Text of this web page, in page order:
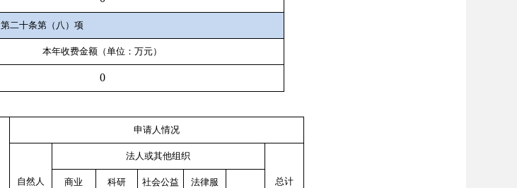
第二十条第（八）项
本年收费金额（单位：万元）
0
申请人情况
自然人
法人或其他组织
总计
商业 科研 社会公益 法律服